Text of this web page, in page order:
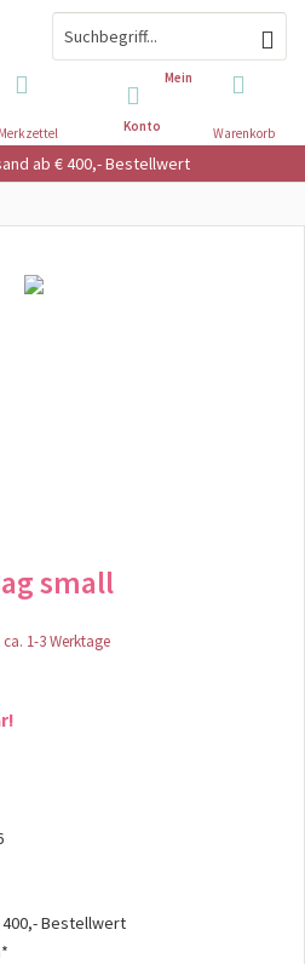
ab € 400,- Bestellwert
Warenkorb
Merkzettel
Mein
Konto
small
1-3 Werktage
Bestellwert